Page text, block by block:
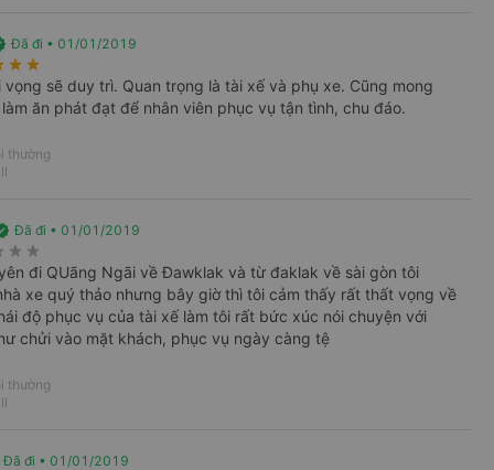
Lak với giá thấp nhất tại
trên tuyến đường từ Dak Lak đi Bình Định.
có những phút giây thoải mái trong suốt
của khách hàng để cải thiện chất lượng
vấn đề cần lưu ý:
khách hàng liên hệ. Thường vào các ngày
được vị trí tốt, bạn cần lập kế hoạch sớm
Đã đi • 01/01/2019
star_rate star_rate
vọng sẽ duy trì. Quan trọng là tài xế và phụ xe. Cũng mong
ăn phát đạt để nhân viên phục vụ tận tình, chu đáo.
thường
Đã đi • 01/01/2019
star_rate star_rate
đi QUãng Ngãi về Đawklak và từ đaklak về sài gòn tôi
xe quý thảo nhưng bây giờ thì tôi cảm thấy rất thất vọng về
độ phục vụ của tài xế làm tôi rất bức xúc nói chuyện với
chửi vào mặt khách, phục vụ ngày càng tệ
thường
Đã đi • 01/01/2019